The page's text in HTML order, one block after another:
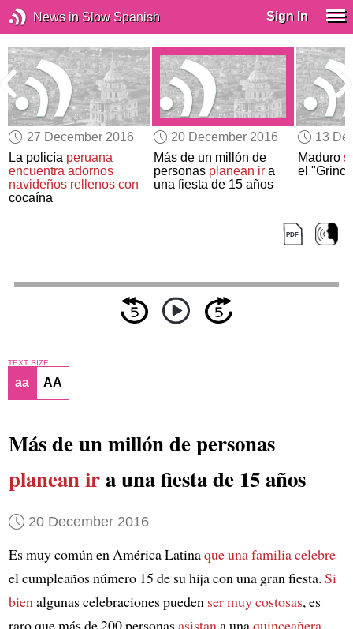
News in Slow Spanish Sign In
27 December 2016
La policía peruana
encuentra adornos
navideños rellenos con
cocaína
20 December 2016
Más de un millón de
personas planean ira
una fiesta de 15 años
13
Maduro
el
TEXT SIZE
aa AA
Más de un millón de personas
planean ira una fiesta de 15 años
20 December 2016
Es muy común en América Latinaque una familia celebre
el cumpleaños número 15 de su hija con una gran fiesta. Si
bienalgunas celebraciones pueden ser muy costosas, es
raro que más de 200 personasasistana unaquinceañera.